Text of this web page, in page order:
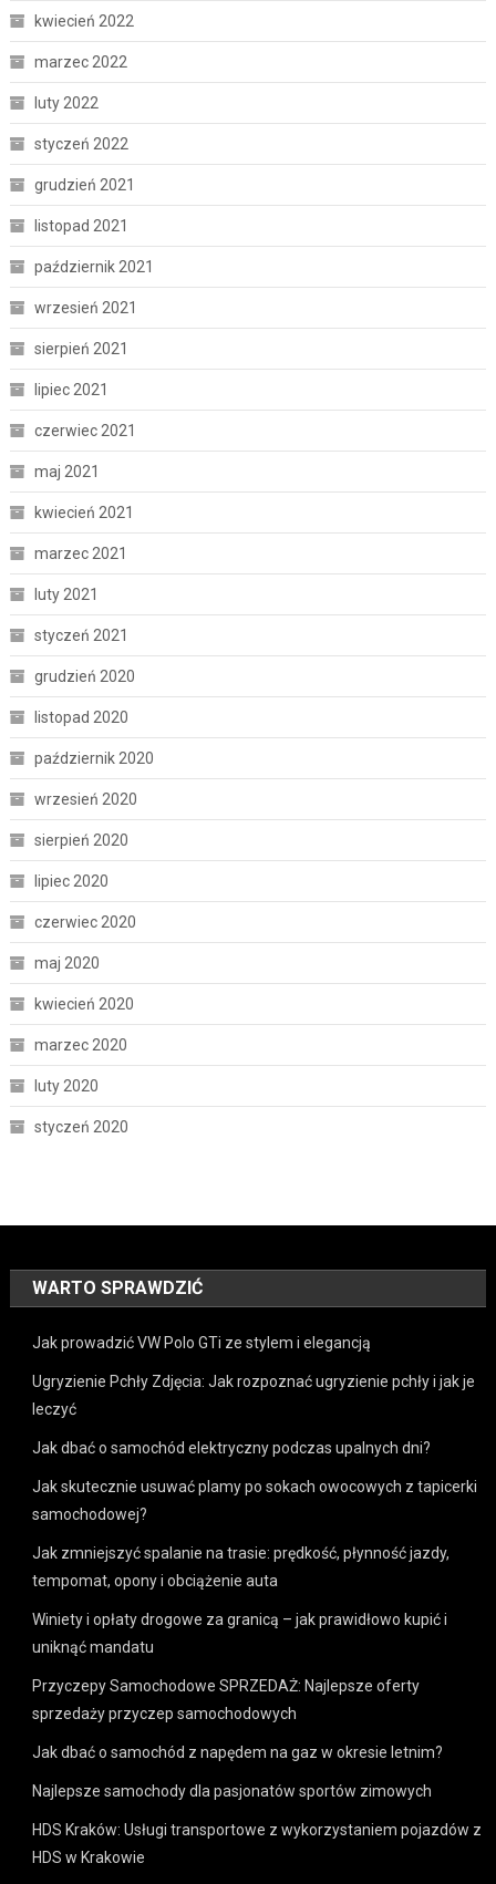
kwiecień 2022
marzec 2022
luty 2022
styczeń 2022
grudzień 2021
listopad 2021
październik 2021
wrzesień 2021
sierpień 2021
lipiec 2021
czerwiec 2021
maj 2021
kwiecień 2021
marzec 2021
luty 2021
styczeń 2021
grudzień 2020
listopad 2020
październik 2020
wrzesień 2020
sierpień 2020
lipiec 2020
czerwiec 2020
maj 2020
kwiecień 2020
marzec 2020
luty 2020
styczeń 2020
WARTO SPRAWDZIĆ
Jak prowadzić VW Polo GTi ze stylem i elegancją
Ugryzienie Pchły Zdjęcia: Jak rozpoznać ugryzienie pchły i jak je
leczyć
Jak dbać o samochód elektryczny podczas upalnych dni?
Jak skutecznie usuwać plamy po sokach owocowych z tapicerki
samochodowej?
Jak zmniejszyć spalanie na trasie: prędkość, płynność jazdy,
tempomat, opony i obciążenie auta
Winiety i opłaty drogowe za granicą – jak prawidłowo kupić i
uniknąć mandatu
Przyczepy Samochodowe SPRZEDAŻ: Najlepsze oferty
sprzedaży przyczep samochodowych
Jak dbać o samochód z napędem na gaz w okresie letnim?
Najlepsze samochody dla pasjonatów sportów zimowych
HDS Kraków: Usługi transportowe z wykorzystaniem pojazdów z
HDS w Krakowie